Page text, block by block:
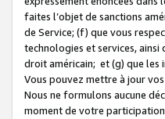
faites l’objet de sanctions
de Service; (f) que vous
technologies et services,
droit américain; et (g) que les
Vous pouvez mettre à jour
Nous ne formulons aucune
moment de votre